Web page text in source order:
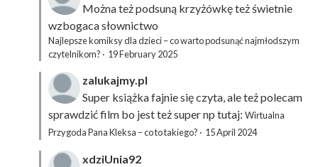
Można też podsuną krzyżówkęteż świetnie
wzbogaca słownictwo
Najlepsze komiksy dla dzieci – co warto podsunąć najmłodszym
czytelnikom? · 19 February 2025
zalukajmy.pl
Super książka fajnie się czyta, ale też polecam
sprawdzić film bo jest też super np tutaj: Wirtualna
Przygoda Pana Kleksa – co to takiego? · 15 April 2024
xdziUnia92